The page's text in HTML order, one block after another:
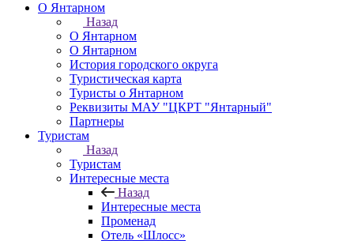
О Янтарном
Назад
О Янтарном
О Янтарном
История городского округа
Туристическая карта
Туристы о Янтарном
Реквизиты МАУ "ЦКРТ "Янтарный"
Партнеры
Туристам
Назад
Туристам
Интересные места
Назад
Интересные места
Променад
Отель «Шлосс»